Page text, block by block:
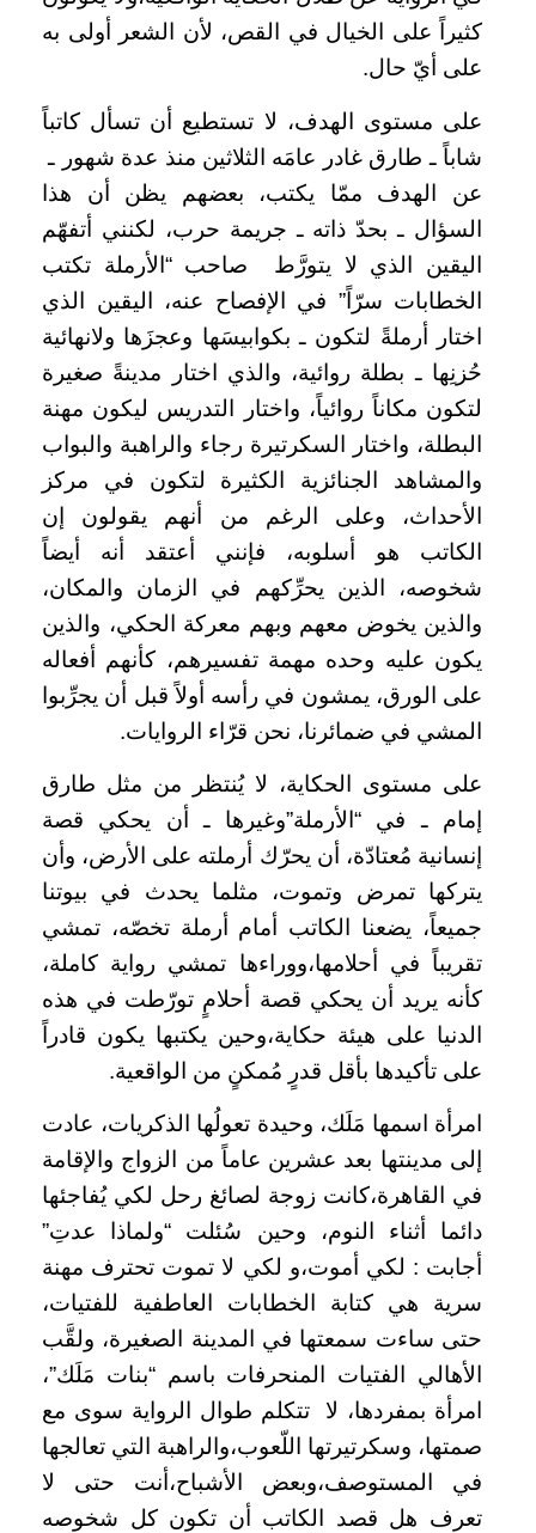
كثيراً على الخيال في القص، لأن الشعر أولى به
على أيّ حال.
على مستوى الهدف، لا تستطيع أن تسأل كاتباً
شاباً ـ طارق غادر عامَه الثلاثين منذ عدة شهور ـ
عن الهدف ممّا يكتب، بعضهم يظن أن هذا
السؤال ـ بحدّ ذاته ـ جريمة حرب، لكنني أتفهّم
اليقين الذي لا يتورَّط
صاحب “الأرملة تكتب
الخطابات سرّاً” في الإفصاح عنه، اليقين الذي
اختار أرملةً لتكون ـ بكوابيسَها وعجزَها ولانهائية
حُزنِها ـ بطلة روائية، والذي اختار مدينةً صغيرة
لتكون مكاناً روائياً، واختار التدريس ليكون مهنة
البطلة، واختار السكرتيرة رجاء والراهبة والبواب
والمشاهد الجنائزية الكثيرة لتكون في مركز
الأحداث، وعلى الرغم من أنهم يقولون إن
الكاتب هو أسلوبه، فإنني أعتقد أنه أيضاً
شخوصه، الذين يحرِّكهم في الزمان والمكان،
والذين يخوض معهم وبهم معركة الحكي، والذين
يكون عليه وحده مهمة تفسيرهم، كأنهم أفعاله
على الورق، يمشون في رأسه أولاً قبل أن يجرِّبوا
المشي في ضمائرنا، نحن قرّاء الروايات.
على مستوى الحكاية، لا يُنتظر من مثل طارق
إمام ـ في “الأرملة”وغيرها ـ أن يحكي قصة
إنسانية مُعتادّة، أن يحرّك أرملته على الأرض، وأن
يتركها تمرض وتموت، مثلما يحدث في بيوتنا
جميعاً، يضعنا الكاتب أمام أرملة تخصّه، تمشي
تقريباً في أحلامها،ووراءها تمشي رواية كاملة،
كأنه يريد أن يحكي قصة أحلامٍ تورّطت في هذه
الدنيا على هيئة حكاية،وحين يكتبها يكون قادراً
على تأكيدها بأقل قدرٍ مُمكنٍ من الواقعية.
امرأة اسمها مَلَك، وحيدة تعولُها الذكريات، عادت
إلى مدينتها بعد عشرين عاماً من الزواج والإقامة
في القاهرة،كانت زوجة لصائغ رحل لكي يُفاجئها
دائما أثناء النوم، وحين سُئلت “ولماذا عدتِ”
أجابت : لكي أموت،و لكي لا تموت تحترف مهنة
سرية هي كتابة الخطابات العاطفية للفتيات،
حتى ساءت سمعتها في المدينة الصغيرة، ولقَّب
الأهالي الفتيات المنحرفات باسم “بنات مَلَك”،
امرأة بمفردها، لا
تتكلم طوال الرواية سوى مع
صمتها، وسكرتيرتها اللّعوب،والراهبة التي تعالجها
في المستوصف،وبعض الأشباح،أنت حتى لا
تعرف هل قصد الكاتب أن تكون كل شخوصه